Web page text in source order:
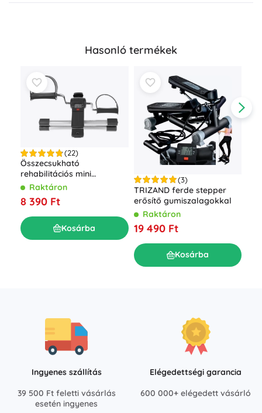
Hasonló termékek
(22)
Összecsukható
rehabilitációs mini
szobakerékpár Basic LCD
Raktáron
8 390 Ft
Kosárba
(3)
TRIZAND ferde stepper
erősítő gumiszalagokkal
Raktáron
19 490 Ft
Kosárba
Ingyenes szállítás
39 500 Ft feletti vásárlás
esetén ingyenes
Elégedettségi garancia
600 000+ elégedett vásárló